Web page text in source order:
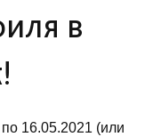
в
16.05.2021 (или